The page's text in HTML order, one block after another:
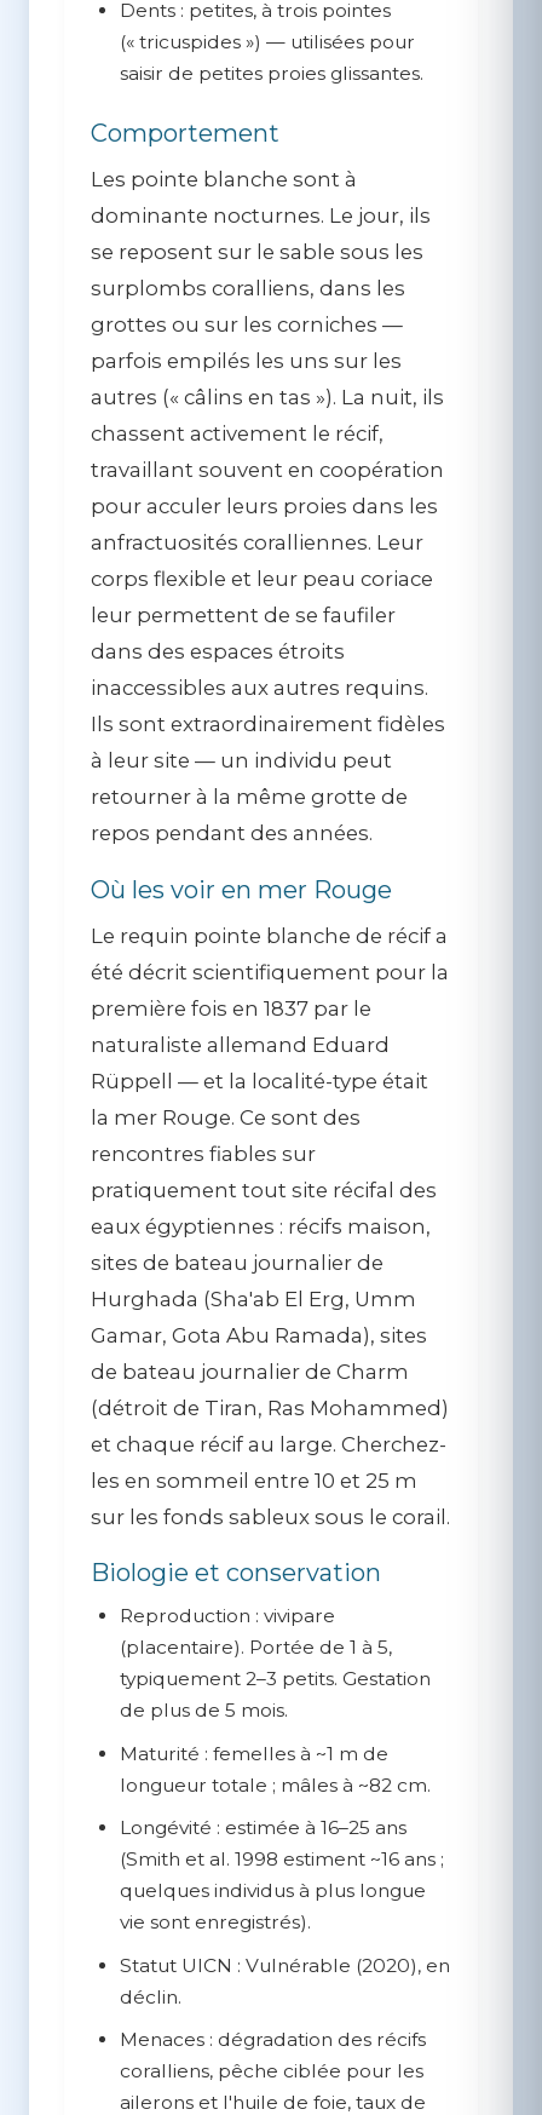
Dents : petites, à trois pointes
(« tricuspides ») — utilisées pour
saisir de petites proies glissantes.
Comportement
Les pointe blanche sont à
dominante nocturnes. Le jour, ils
se reposent sur le sable sous les
surplombs coralliens, dans les
grottes ou sur les corniches —
parfois empilés les uns sur les
autres (« câlins en tas »). La nuit, ils
chassent activement le récif,
travaillant souvent en coopération
pour acculer leurs proies dans les
anfractuosités coralliennes. Leur
corps flexible et leur peau coriace
leur permettent de se faufiler
dans des espaces étroits
inaccessibles aux autres requins.
Ils sont extraordinairement fidèles
à leur site — un individu peut
retourner à la même grotte de
repos pendant des années.
Où les voir en mer Rouge
Le requin pointe blanche de récif a
été décrit scientifiquement pour la
première fois en 1837 par le
naturaliste allemand Eduard
Rüppell — et la localité-type était
la mer Rouge. Ce sont des
rencontres fiables sur
pratiquement tout site récifal des
eaux égyptiennes : récifs maison,
sites de bateau journalier de
Hurghada (Sha'ab El Erg, Umm
Gamar, Gota Abu Ramada), sites
de bateau journalier de Charm
(détroit de Tiran, Ras Mohammed)
et chaque récif au large. Cherchez-
les en sommeil entre 10 et 25 m
sur les fonds sableux sous le corail.
Biologie et conservation
Reproduction : vivipare
(placentaire). Portée de 1 à 5,
typiquement 2–3 petits. Gestation
de plus de 5 mois.
Maturité : femelles à ~1 m de
longueur totale ; mâles à ~82 cm.
Longévité : estimée à 16–25 ans
(Smith et al. 1998 estiment ~16 ans ;
quelques individus à plus longue
vie sont enregistrés).
Statut UICN : Vulnérable (2020), en
déclin.
Menaces : dégradation des récifs
coralliens, pêche ciblée pour les
ailerons et l'huile de foie, taux de